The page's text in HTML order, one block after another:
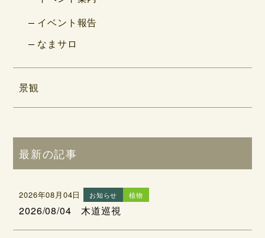
イベント報告
なまサロ
景観
最新の記事
2026年08月04日 お知らせ 植物
2026/08/04 木道巡視